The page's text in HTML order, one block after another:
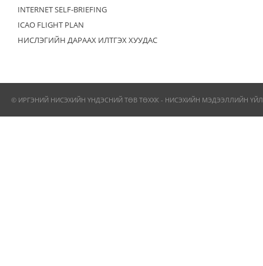
INTERNET SELF-BRIEFING
ICAO FLIGHT PLAN
НИСЛЭГИЙН ДАРААХ ИЛТГЭХ ХУУДАС
© ИРГЭНИЙ НИСЭХИЙН ҮНДЭСНИЙ ТӨВ ТӨХХК - НИСЭХИЙН МЭДЭЭЛЛИЙН